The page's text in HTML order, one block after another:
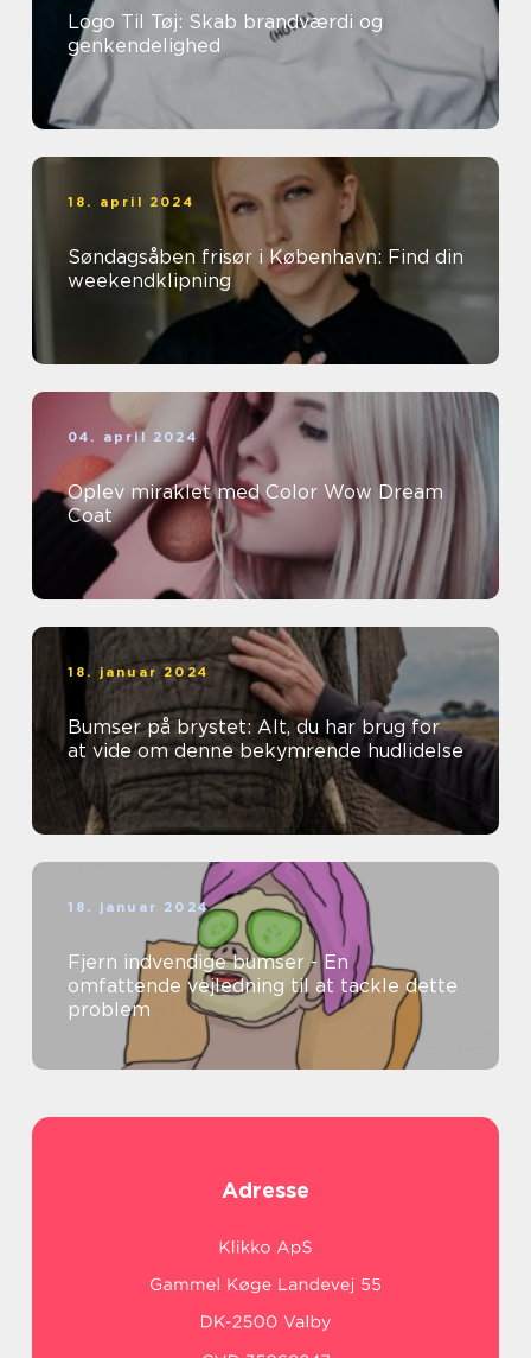
Logo Til Tøj: Skab brandværdi og
genkendelighed
18. april 2024
Søndagsåben frisør i København: Find din
weekendklipning
04. april 2024
Oplev miraklet med Color Wow Dream
Coat
18. januar 2024
Bumser på brystet: Alt, du har brug for
at vide om denne bekymrende hudlidelse
18. januar 2024
Fjern indvendige bumser - En
omfattende vejledning til at tackle dette
problem
Adresse